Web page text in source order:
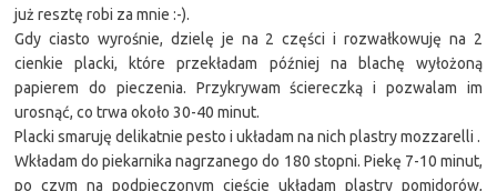
już resztę robi za mnie :-).
Gdy ciasto wyrośnie, dzielę je na 2 części i rozwałkowuję na 2
cienkie placki, które przekładam później na blachę wyłożoną
papierem do pieczenia. Przykrywam ściereczką i pozwalam im
urosnąć, co trwa około 30-40 minut.
Placki smaruję delikatnie pesto i układam na nich plastry mozzarelli .
Wkładam do piekarnika nagrzanego do 180 stopni. Piekę 7-10 minut,
po czym na podpieczonym cieście układam plastry pomidorów,